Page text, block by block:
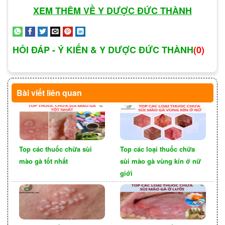
Các website, trang thương mại điện tử:
Hiện nay, có nhiều website, trang thương mại
điện tử bán thuốc chữa sùi mào gà. Tuy nhiên,
bạn cần lựa chọn các website, trang thương
ràng và được nhiều người tin tưởng.
XEM THÊM VỀ Y DƯỢC ĐỨC THÀNH
HỎI ĐÁP - Ý KIẾN & Y DƯỢC ĐỨC THÀNH(0)
Bài viết liên quan
Top các thuốc chữa sùi
mào gà tốt nhất
Top các loại thuốc chữa
sùi mào gà vùng kín ở nữ
giới